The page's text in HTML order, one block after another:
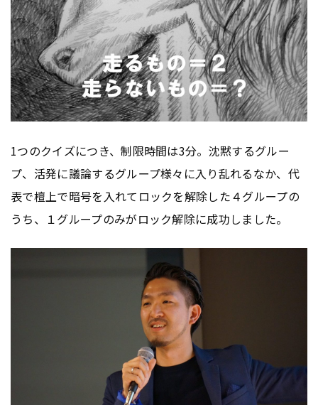
1つのクイズにつき、制限時間は3分。沈黙するグルー
プ、活発に議論するグループ様々に入り乱れるなか、代
表で檀上で暗号を入れてロックを解除した４グループの
うち、１グループのみがロック解除に成功しました。